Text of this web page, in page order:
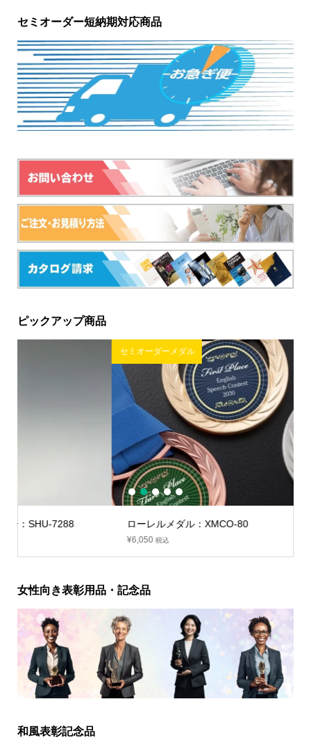
セミオーダー短納期対応商品
ピックアップ商品
ローレルメダル：XMCO-80
1 2 3 4 5
女性向き表彰用品・記念品
和風表彰記念品